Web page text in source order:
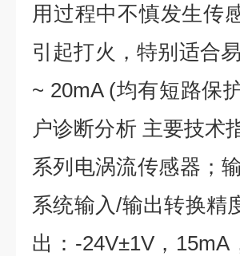
用过程中不慎发生传
引起打火，特别适合
~ 20mA (均有短路保
户诊断分析 主要技
系列电涡流传感器
系统输入/输出转换
出：-24V±1V，